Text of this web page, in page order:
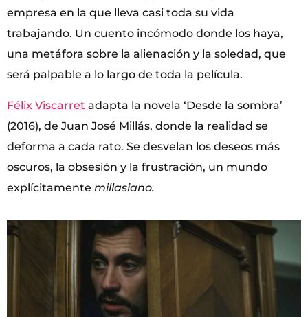
empresa en la que lleva casi toda su vida
trabajando. Un cuento incómodo donde los haya,
una metáfora sobre la alienación y la soledad, que
será palpable a lo largo de toda la película.
Félix Viscarret adapta la novela ‘Desde la sombra’
(2016), de Juan José Millás, donde la realidad se
deforma a cada rato. Se desvelan los deseos más
oscuros, la obsesión y la frustración, un mundo
explícitamente millasiano.